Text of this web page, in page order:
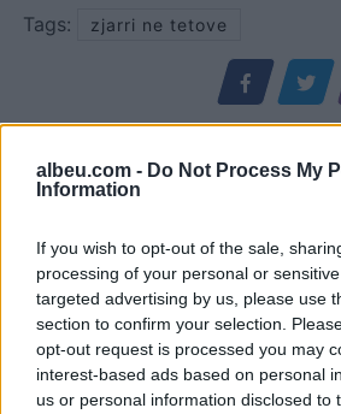
albeu.com - Do Not Process My
Information
If you wish to opt-out of the sale,
processing of your personal or
targeted advertising by us, please use
section to confirm your selection.
opt-out request is processed you may
interest-based ads based on personal
us or personal information disclosed to
Tags:
zjarri ne tetove
Vijon beteja me flakët në
Mallakastër, era e fortë
Krujë,